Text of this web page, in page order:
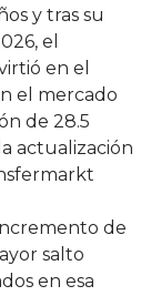
y tras su
el
en el
el mercado
de 28.5
actualización
de
salto
en esa